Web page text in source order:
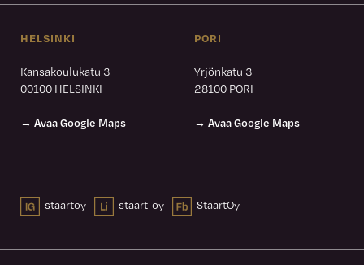
HELSINKI
Kansakoulukatu 3
00100 HELSINKI
→ Avaa Google Maps
PORI
Yrjönkatu 3
28100 PORI
→ Avaa Google Maps
staartoy staart-oy StaartOy